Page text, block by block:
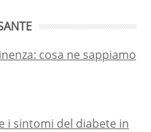
cosa ne sappiamo
i sintomi del diabete in